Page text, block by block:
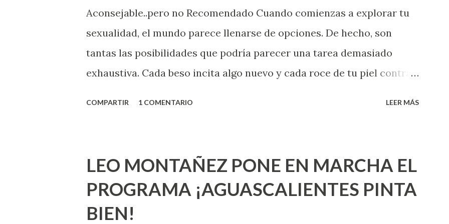
Aconsejable..pero no Recomendado Cuando comienzas a explorar tu
sexualidad, el mundo parece llenarse de opciones. De hecho, son
tantas las posibilidades que podría parecer una tarea demasiado
exhaustiva. Cada beso incita algo nuevo y cada roce de tu piel contra
que estés lista para lo que sea cuando aún no conoces ni la mitad de
lo que deberías saber. Pero incluso quienes ya han tenido relaciones
sexuales no son expertos o expertas en el tema. Siempre hay algo
nuevo que aprender y nuevas experiencias que conocer. Si eres una
COMPARTIR 1 COMENTARIO LEER MÁS
LEO MONTAÑEZ PONE EN MARCHA EL
PROGRAMA ¡AGUASCALIENTES PINTA
BIEN!